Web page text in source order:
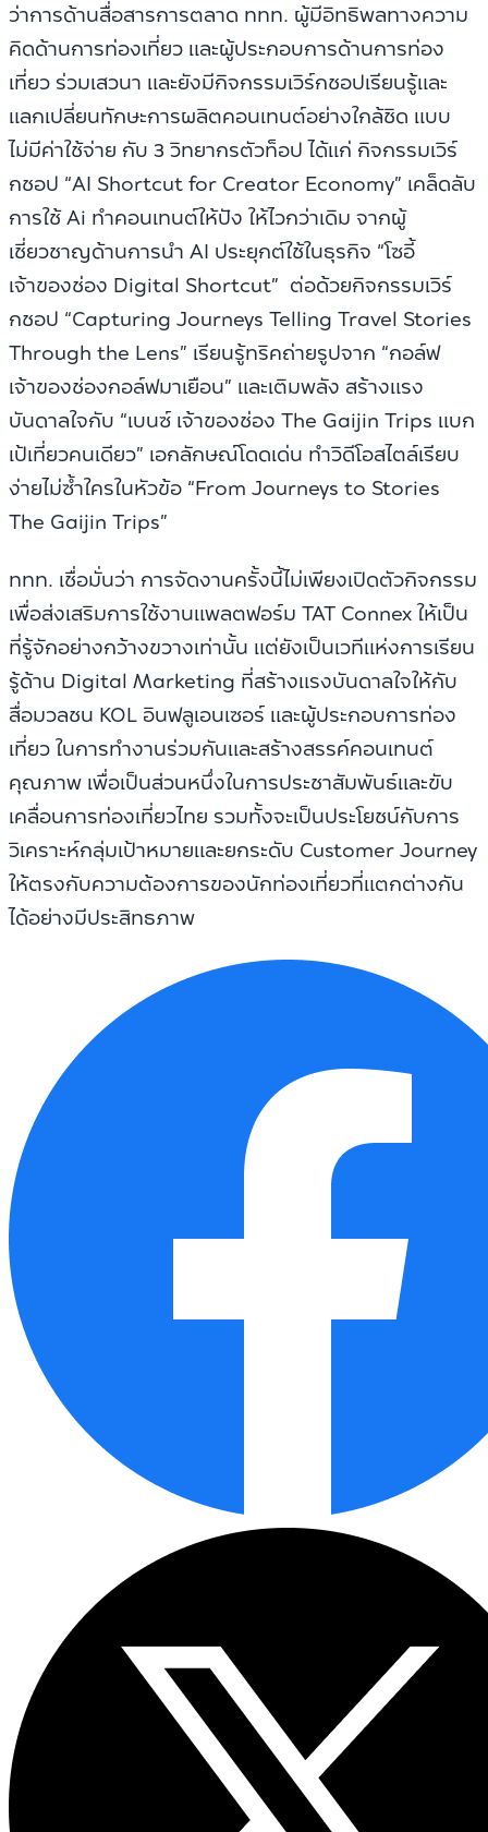
ว่าการด้านสื่อสารการตลาด ททท. ผู้มีอิทธิพลทางความ
คิดด้านการท่องเที่ยว และผู้ประกอบการด้านการท่อง
เที่ยว ร่วมเสวนา และยังมีกิจกรรมเวิร์กชอปเรียนรู้และ
แลกเปลี่ยนทักษะการผลิตคอนเทนต์อย่างใกล้ชิด แบบ
ไม่มีค่าใช้จ่าย กับ 3 วิทยากรตัวท็อป ได้แก่ กิจกรรมเวิร์
กชอป “AI Shortcut for Creator Economy” เคล็ดลับ
การใช้ Ai ทำคอนเทนต์ให้ปัง ให้ไวกว่าเดิม จากผู้
เชี่ยวชาญด้านการนำ AI ประยุกต์ใช้ในธุรกิจ “โซอี้
เจ้าของช่อง Digital Shortcut” ต่อด้วยกิจกรรมเวิร์
กชอป “Capturing Journeys Telling Travel Stories
Through the Lens” เรียนรู้ทริคถ่ายรูปจาก “กอล์ฟ
เจ้าของช่องกอล์ฟมาเยือน” และเติมพลัง สร้างแรง
บันดาลใจกับ “เบนซ์ เจ้าของช่อง The Gaijin Trips แบก
เป้เที่ยวคนเดียว” เอกลักษณ์โดดเด่น ทำวิดีโอสไตล์เรียบ
ง่ายไม่ซ้ำใครในหัวข้อ “From Journeys to Stories
The Gaijin Trips”
ททท. เชื่อมั่นว่า การจัดงานครั้งนี้ไม่เพียงเปิดตัวกิจกรรม
เพื่อส่งเสริมการใช้งานแพลตฟอร์ม TAT Connex ให้เป็น
ที่รู้จักอย่างกว้างขวางเท่านั้น แต่ยังเป็นเวทีแห่งการเรียน
รู้ด้าน Digital Marketing ที่สร้างแรงบันดาลใจให้กับ
สื่อมวลชน KOL อินฟลูเอนเซอร์ และผู้ประกอบการท่อง
เที่ยว ในการทำงานร่วมกันและสร้างสรรค์คอนเทนต์
คุณภาพ เพื่อเป็นส่วนหนึ่งในการประชาสัมพันธ์และขับ
เคลื่อนการท่องเที่ยวไทย รวมทั้งจะเป็นประโยชน์กับการ
วิเคราะห์กลุ่มเป้าหมายและยกระดับ Customer Journey
ให้ตรงกับความต้องการของนักท่องเที่ยวที่แตกต่างกัน
ได้อย่างมีประสิทธภาพ